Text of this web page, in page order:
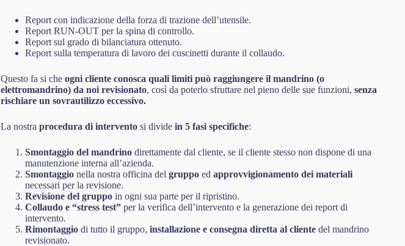
Report con indicazione della forza di trazione dell’utensile.
Report RUN-OUT per la spina di controllo.
Report sul grado di bilanciatura ottenuto.
Report sulla temperatura di lavoro dei cuscinetti durante il collaudo.
Questo fa si che ogni cliente conosca quali limiti può raggiungere il mandrino (o
elettromandrino) da noi revisionato, così da poterlo sfruttare nel pieno delle sue funzioni, senza
rischiare un sovrautilizzo eccessivo.
La nostra procedura di intervento si divide in 5 fasi specifiche:
Smontaggio del mandrino direttamente dal cliente, se il cliente stesso non dispone di una
manutenzione interna all’azienda.
Smontaggio nella nostra officina del gruppo ed approvvigionamento dei materiali
necessari per la revisione.
Revisione del gruppo in ogni sua parte per il ripristino.
Collaudo e “stress test” per la verifica dell’intervento e la generazione dei report di
intervento.
Rimontaggio di tutto il gruppo, installazione e consegna diretta al cliente del mandrino
revisionato.